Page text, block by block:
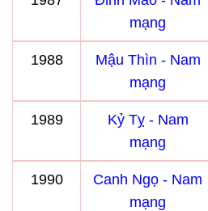
mạng
1988
Mậu Thìn - Nam
mạng
1989
Kỷ Tỵ - Nam
mạng
1990
Canh Ngọ - Nam
mạng